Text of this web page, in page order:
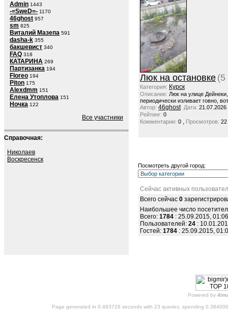
Admin 1443
-=SweD=- 1170
46ghost 957
sm 825
Виталий Мазепа 591
dasha-k 355
бакшевист 340
FAQ 318
КАТАРИНА 269
Партизанка 194
Floreo 194
Piton 175
Alexdmm 151
Елена Утоплова 151
Ночка 122
Все участники
Справочная:
Николаев
Воскресенск
Люк на остановке (5
Категория: Курск
Описание: Люк на улице
периодически изливает говно,
Автор: 46ghost Дата: 21.07.2026
Рейтинг: 0
Комментарии: 0 , Просмотров: 22
Посмотреть другой город:
Сейчас активных
Всего сейчас 0
Наибольшее число
Всего: 1784 : 25.09.2015, 01:06
Пользователей: 24 :
Гостей: 1784 : 25.09.2015,
Powered by
Page generated in 0.483726 seconds with 23 queries, spending